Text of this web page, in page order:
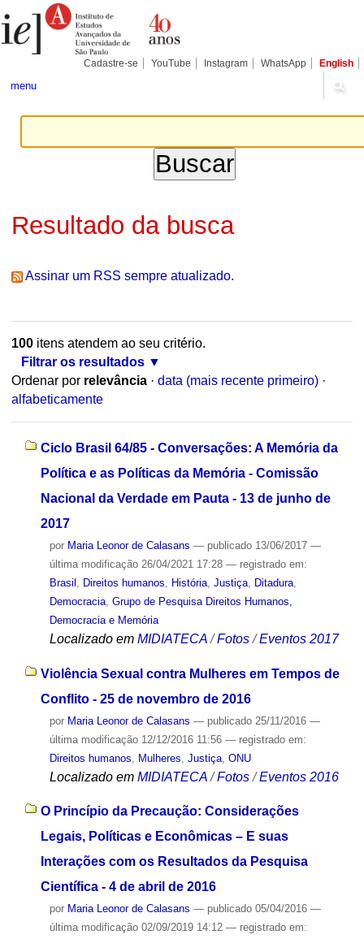
para
conteúdo.
Pessoais
Cadastre-se YouTube Instagram WhatsApp English
menu
Resultado da busca
Assinar um RSS sempre atualizado.
100itens atendem ao seu critério.
Filtrar os resultados
Ordenar por relevância · data (mais recente primeiro) ·
alfabeticamente
Ciclo Brasil 64/85 - Conversações: A Memória da
Política e as Políticas da Memória - Comissão
Nacional da Verdade em Pauta - 13 de junho de
2017
por Maria Leonor de Calasans — publicado13/06/2017 —
última modificação26/04/2021 17:28 — registrado em:
Brasil
Direitos humanos História, Justiça, Ditadura,
Democracia, Grupo de Pesquisa Direitos Humanos,
Democracia e Memória
Localizado em MIDIATECA /Fotos /Eventos 2017
Violência Sexual contra Mulheres em Tempos de
Conflito - 25 de novembro de 2016
por Maria Leonor de Calasans — publicado25/11/2016 —
última modificação12/12/2016 11:56 — registrado em:
Direitos humanos
Mulheres Justiça, ONU
Localizado em MIDIATECA /Fotos /Eventos 2016
O Princípio da Precaução: Considerações
Legais, Políticas e Econômicas – E suas
Interações com os Resultados da Pesquisa
Científica - 4 de abril de 2016
por Maria Leonor de Calasans — publicado05/04/2016 —
última modificação02/09/2019 14:12 — registrado em: